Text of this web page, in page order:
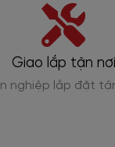
Giao lắp tận nơi
nghiệp lắp đặt